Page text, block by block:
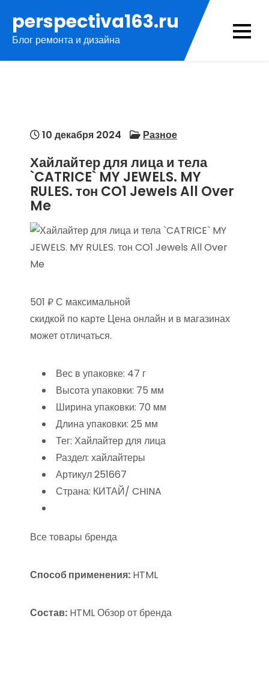
содержимому
perspectiva163.ru
Блог ремонта и дизайна
10 декабря 2024 Разное
Хайлайтер для лица и тела
`CATRICE` MY JEWELS. MY
RULES. тон CO1 Jewels All Over
Me
501 ₽ С максимальной
скидкой по карте Цена онлайн и в магазинах
может отличаться.
Вес в упаковке: 47 г
Высота упаковки: 75 мм
Ширина упаковки: 70 мм
Длина упаковки: 25 мм
Тег: Хайлайтер для лица
Раздел: хайлайтеры
Артикул 251667
Страна: КИТАЙ/ CHINA
Все товары бренда
Способ применения: HTML
Состав: HTML Обзор от бренда